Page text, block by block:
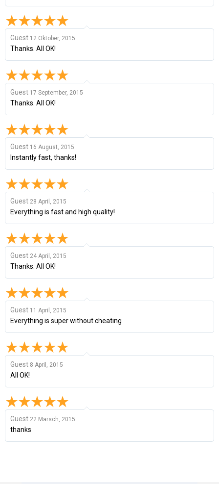
Guest 12 Oktober, 2015
Thanks. All OK!
Guest 17 September, 2015
Thanks. All OK!
Guest 16 August, 2015
Instantly fast, thanks!
Guest 28 April, 2015
Everything is fast and high quality!
Guest 24 April, 2015
Thanks. All OK!
Guest 11 April, 2015
Everything is super without cheating
Guest 8 April, 2015
All OK!
Guest 22 Marsch, 2015
thanks